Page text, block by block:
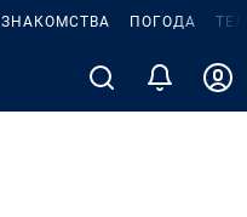
ЗНАКОМСТВА ПОГОДА